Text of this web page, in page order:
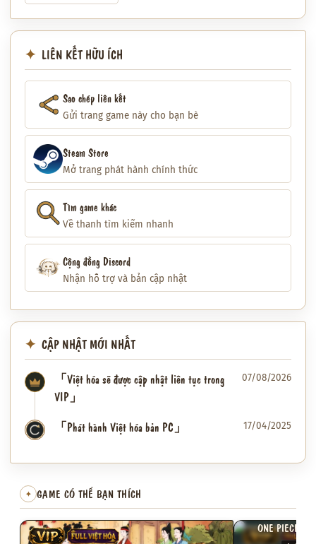
LIÊN KẾT HỮU ÍCH
Sao chép liên kết
Gửi trang game này cho bạn bè
Steam Store
Mở trang phát hành chính thức
Tìm game khác
Về thanh tìm kiếm nhanh
Cộng đồng Discord
Nhận hỗ trợ và bản cập nhật
CẬP NHẬT MỚI NHẤT
「Việt hóa sẽ được cập nhật liên tục trong
VIP」
07/08/2026
✦ 「Phát hành Việt hóa bản PC」 17/04/2025
✦ GAME CÓ THỂ BẠN THÍCH
VIP FULL VIỆT HÓA VIP FULL
ONE PIECE: